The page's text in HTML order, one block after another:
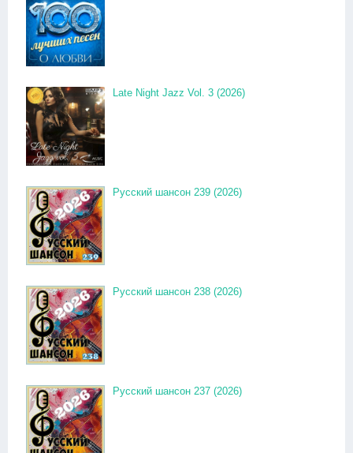
Late Night Jazz Vol. 3 (2026)
Русский шансон 239 (2026)
Русский шансон 238 (2026)
Русский шансон 237 (2026)